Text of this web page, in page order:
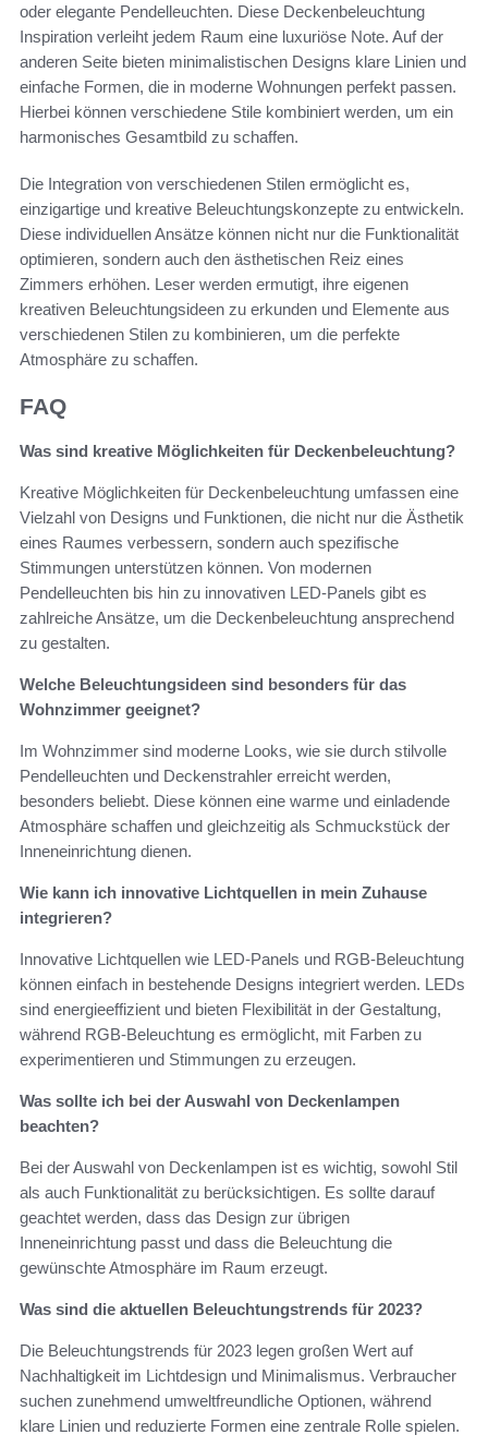
oder elegante Pendelleuchten. Diese Deckenbeleuchtung
Inspiration verleiht jedem Raum eine luxuriöse Note. Auf der
anderen Seite bieten minimalistischen Designs klare Linien und
einfache Formen, die in moderne Wohnungen perfekt passen.
Hierbei können verschiedene Stile kombiniert werden, um ein
harmonisches Gesamtbild zu schaffen.
Die Integration von verschiedenen Stilen ermöglicht es,
einzigartige und kreative Beleuchtungskonzepte zu entwickeln.
Diese individuellen Ansätze können nicht nur die Funktionalität
optimieren, sondern auch den ästhetischen Reiz eines
Zimmers erhöhen. Leser werden ermutigt, ihre eigenen
kreativen Beleuchtungsideen zu erkunden und Elemente aus
verschiedenen Stilen zu kombinieren, um die perfekte
Atmosphäre zu schaffen.
FAQ
Was sind kreative Möglichkeiten für Deckenbeleuchtung?
Kreative Möglichkeiten für Deckenbeleuchtung umfassen eine
Vielzahl von Designs und Funktionen, die nicht nur die Ästhetik
eines Raumes verbessern, sondern auch spezifische
Stimmungen unterstützen können. Von modernen
Pendelleuchten bis hin zu innovativen LED-Panels gibt es
zahlreiche Ansätze, um die Deckenbeleuchtung ansprechend
zu gestalten.
Welche Beleuchtungsideen sind besonders für das
Wohnzimmer geeignet?
Im Wohnzimmer sind moderne Looks, wie sie durch stilvolle
Pendelleuchten und Deckenstrahler erreicht werden,
besonders beliebt. Diese können eine warme und einladende
Atmosphäre schaffen und gleichzeitig als Schmuckstück der
Inneneinrichtung dienen.
Wie kann ich innovative Lichtquellen in mein Zuhause
integrieren?
Innovative Lichtquellen wie LED-Panels und RGB-Beleuchtung
können einfach in bestehende Designs integriert werden. LEDs
sind energieeffizient und bieten Flexibilität in der Gestaltung,
während RGB-Beleuchtung es ermöglicht, mit Farben zu
experimentieren und Stimmungen zu erzeugen.
Was sollte ich bei der Auswahl von Deckenlampen
beachten?
Bei der Auswahl von Deckenlampen ist es wichtig, sowohl Stil
als auch Funktionalität zu berücksichtigen. Es sollte darauf
geachtet werden, dass das Design zur übrigen
Inneneinrichtung passt und dass die Beleuchtung die
gewünschte Atmosphäre im Raum erzeugt.
Was sind die aktuellen Beleuchtungstrends für 2023?
Die Beleuchtungstrends für 2023 legen großen Wert auf
Nachhaltigkeit im Lichtdesign und Minimalismus. Verbraucher
suchen zunehmend umweltfreundliche Optionen, während
klare Linien und reduzierte Formen eine zentrale Rolle spielen.